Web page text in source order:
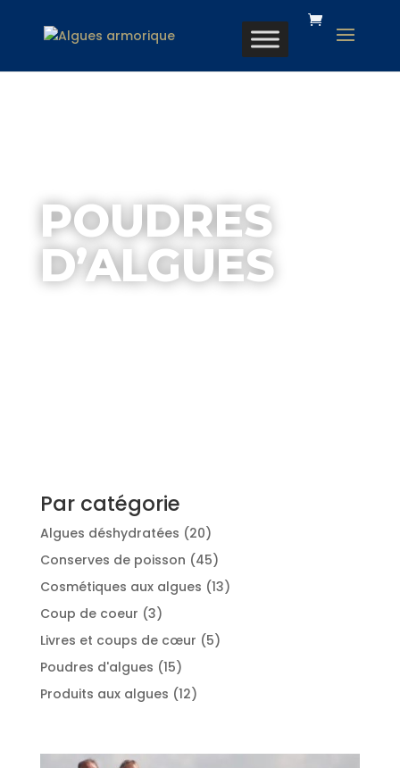
POUDRES
D’ALGUES
Par catégorie
Algues déshydratées 2020
produits
Conserves de poisson 4545
produits
Cosmétiques aux algues 1313
Coup de coeur 33
produits
Livres et coups de cœur 55
Poudres d'algues 1515
produits
Produits aux algues 1212